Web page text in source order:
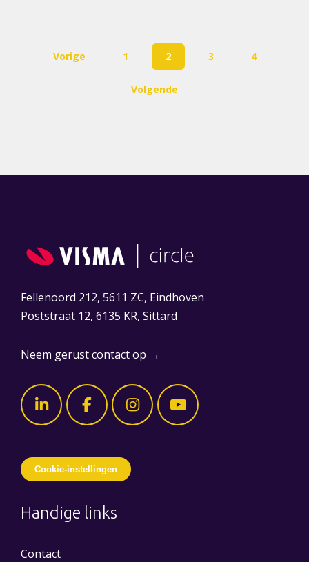
Vorige 1 2 3 4
Volgende
Fellenoord 212, 5611 ZC, Eindhoven
Poststraat 12, 6135 KR, Sittard
Neem gerust contact op →
Cookie-instellingen
Handige links
Contact